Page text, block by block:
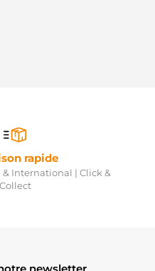
rapide
International | Click &
Collect